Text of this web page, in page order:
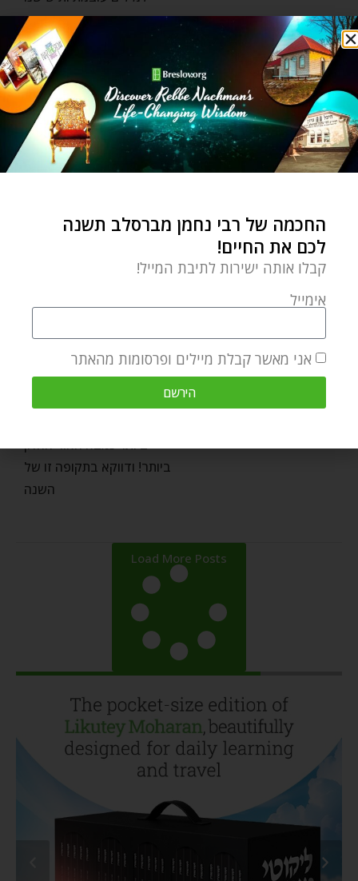
צמיחה אישית
הנשק הכי קטלני: שיחה
אחד על אחד
bydvora פברואר 6, 2022
האור הגדול
dvora
ביותר נמצא האור החזק
ביותר! ודווקא בתקופה זו של
השנה
Load More Posts
החכמה של רבי נחמן מברסלב תשנה
לכם את החיים!
קבלו אותה ישירות לתיבת המייל!
אימייל
אני מאשר קבלת מיילים ופרסומות מהאתר
הירשם